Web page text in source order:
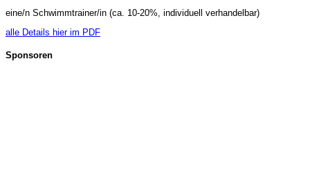
eine/n Schwimmtrainer/in (ca. 10-20%, individuell verhandelbar)
alle Details hier im PDF
Sponsoren